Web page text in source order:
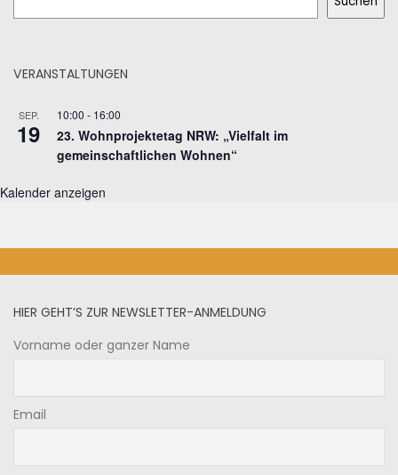
VERANSTALTUNGEN
SEP.
19
10:00 - 16:00
23. Wohnprojektetag NRW: „Vielfalt im
gemeinschaftlichen Wohnen“
Kalender anzeigen
HIER GEHT’S ZUR NEWSLETTER-ANMELDUNG
Vorname oder ganzer Name
Email